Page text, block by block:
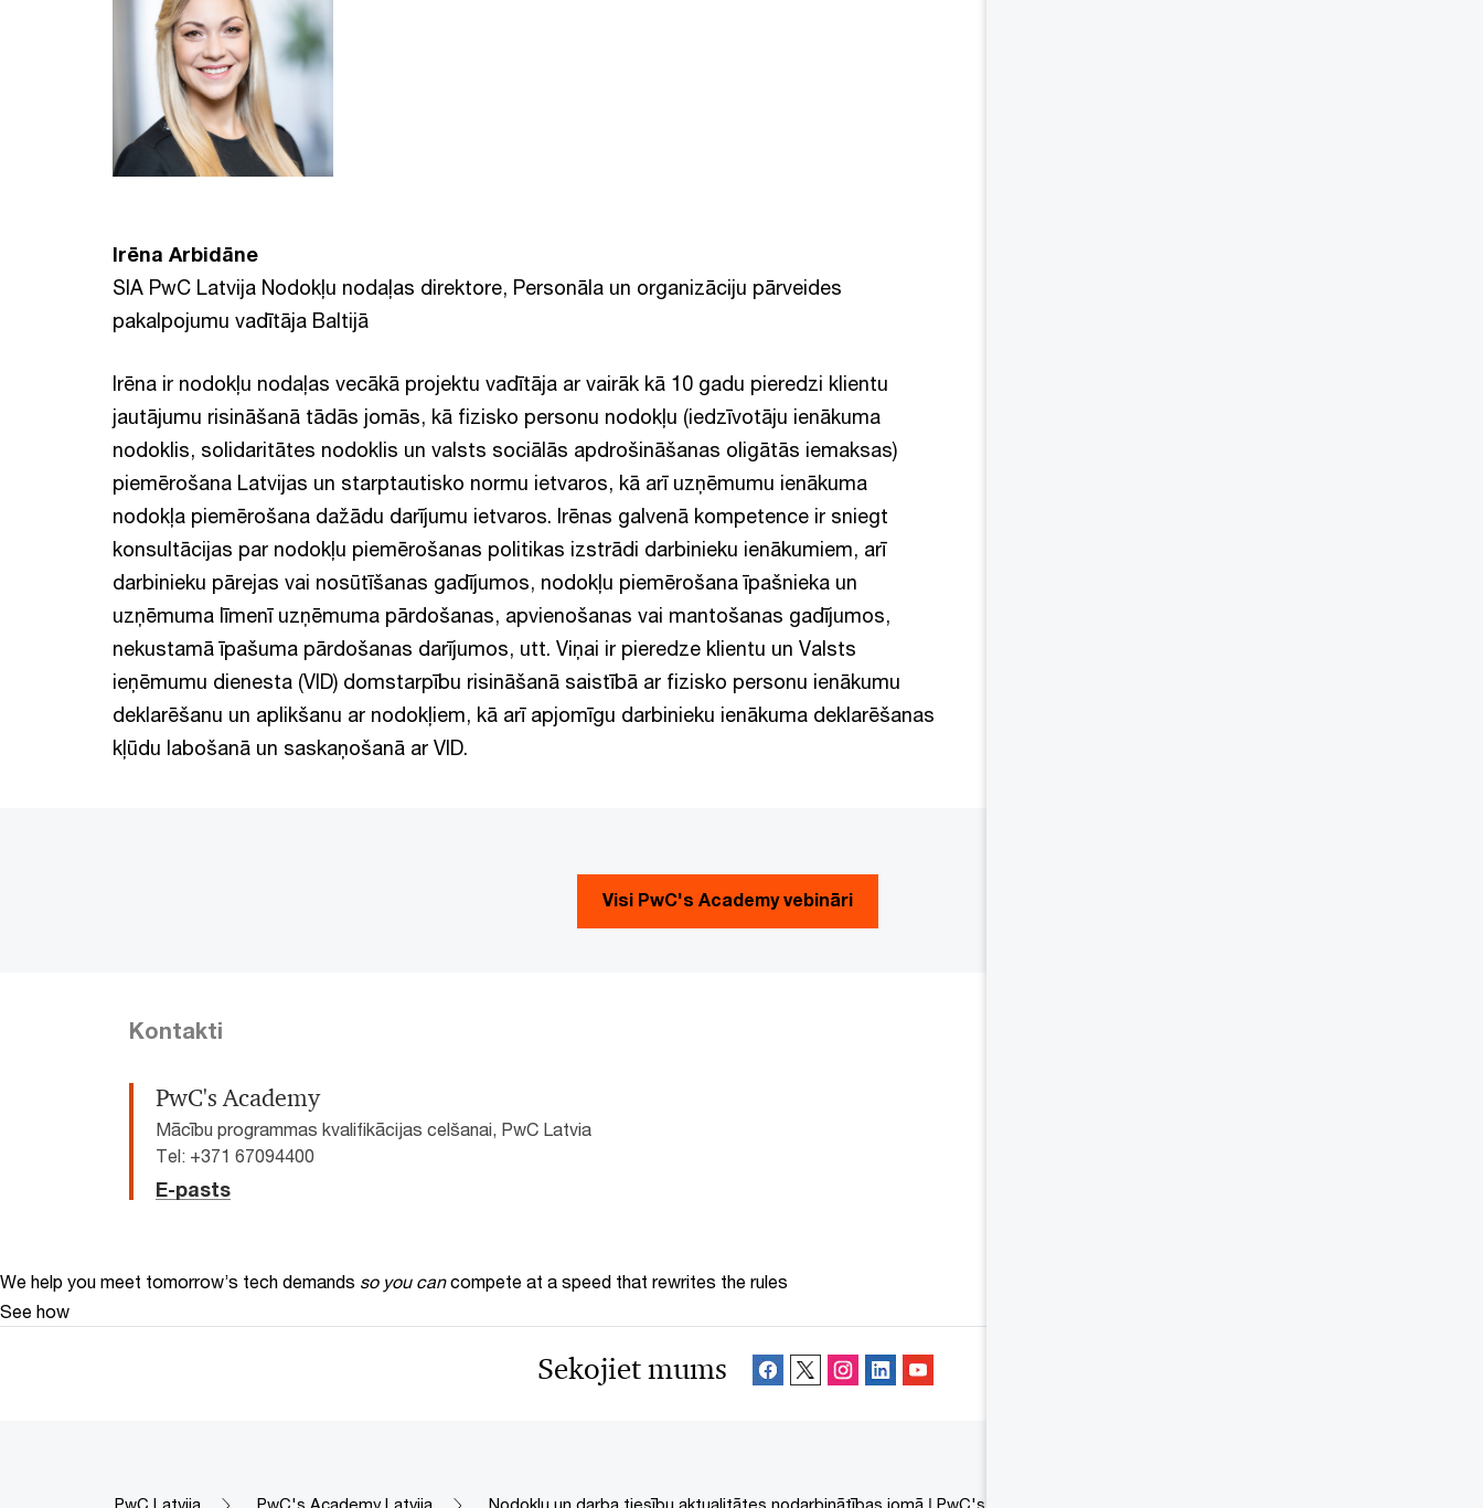
Irēna Arbidāne
SIA PwC Latvija Nodokļu nodaļas direktore, Personāla un organizāciju pārveides
pakalpojumu vadītāja Baltijā
Irēna ir nodokļu nodaļas vecākā projektu vadītāja ar vairāk kā 10 gadu pieredzi klientu
jautājumu risināšanā tādās jomās, kā fizisko personu nodokļu (iedzīvotāju ienākuma
nodoklis, solidaritātes nodoklis un valsts sociālās apdrošināšanas oligātās iemaksas)
piemērošana Latvijas un starptautisko normu ietvaros, kā arī uzņēmumu ienākuma
nodokļa piemērošana dažādu darījumu ietvaros. Irēnas galvenā kompetence ir sniegt
konsultācijas par nodokļu piemērošanas politikas izstrādi darbinieku ienākumiem, arī
darbinieku pārejas vai nosūtīšanas gadījumos, nodokļu piemērošana īpašnieka un
uzņēmuma līmenī uzņēmuma pārdošanas, apvienošanas vai mantošanas gadījumos,
nekustamā īpašuma pārdošanas darījumos, utt. Viņai ir pieredze klientu un Valsts
ieņēmumu dienesta (VID) domstarpību risināšanā saistībā ar fizisko personu ienākumu
deklarēšanu un aplikšanu ar nodokļiem, kā arī apjomīgu darbinieku ienākuma deklarēšanas
kļūdu labošanā un saskaņošanā ar VID.
Visi PwC's Academy vebināri
Kontakti
PwC's Academy
Mācību programmas kvalifikācijas celšanai, PwC Latvia
Tel: +371 67094400
E-pasts
We help you meet tomorrow’s tech demands so you can compete at a speed that rewrites the rules
See how
Sekojiet mums
PwC Latvija PwC's Academy Latvija Nodokļu un darba tiesību aktualitātes nodarbinātības jomā | PwC's Academy videoieraksts